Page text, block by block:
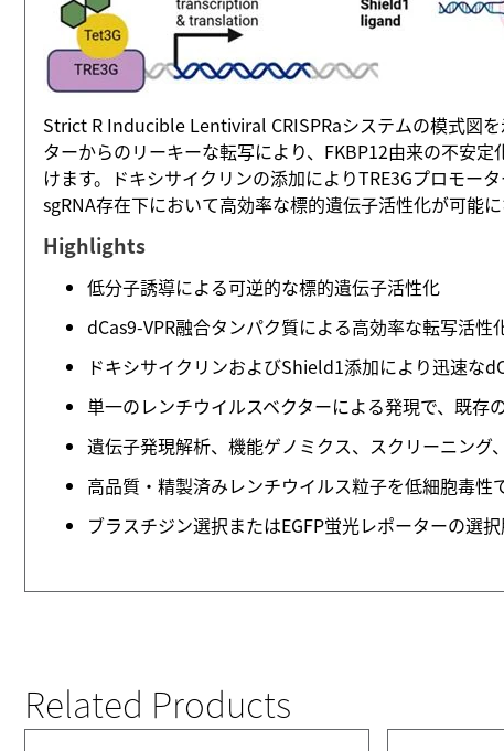
Strict R Inducible Lentiviral CRISPRaシステムの模式図
ターからのリーキーな転写により、FKBP12由来の不安
けます。ドキシサイクリンの添加によりTRE3Gプロモー
sgRNA存在下において高効率な標的遺伝子活性化が可能
Highlights
低分子誘導による可逆的な標的遺伝子活性化
dCas9‑VPR融合タンパク質による高効率な転写活
ドキシサイクリンおよびShield1添加により迅速な
単一のレンチウイルスベクターによる発現で、既存
遺伝子発現解析、機能ゲノミクス、スクリーニング
高品質・精製済みレンチウイルス粒子を低細胞毒
ブラスチジン選択またはEGFP蛍光レポーターの選
Related Products